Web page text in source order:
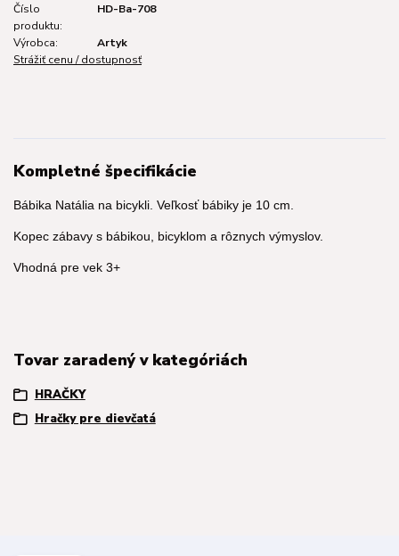
Číslo
produktu:
HD-Ba-708
Výrobca:
Artyk
Strážiť cenu / dostupnosť
Kompletné špecifikácie
Bábika Natália na bicykli. Veľkosť bábiky je 10 cm.
Kopec zábavy s bábikou, bicyklom a rôznych výmyslov.
Vhodná pre vek 3+
Tovar zaradený v kategóriách
HRAČKY
Hračky pre dievčatá